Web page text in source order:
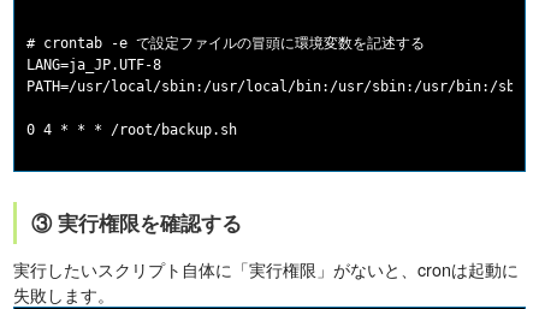
# crontab -e で設定ファイルの冒頭に環境変数を記述する
LANG=ja_JP.UTF-8
PATH=/usr/local/sbin:/usr/local/bin:/usr/sbin:/usr/bin:/
③ 実行権限を確認する
実行したいスクリプト自体に「実行権限」がないと、cronは起動に
失敗します。